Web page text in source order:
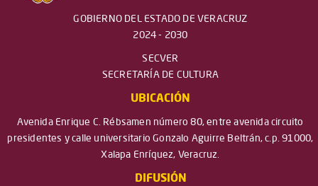
GOBIERNO DEL ESTADO DE VERACRUZ
2024 - 2030
SECVER
SECRETARÍA DE CULTURA
UBICACIÓN
Avenida Enrique C. Rébsamen número 80, entre avenida circuito
presidentes y calle universitario Gonzalo Aguirre Beltrán, c.p. 91000,
Xalapa Enríquez, Veracruz.
DIFUSIÓN